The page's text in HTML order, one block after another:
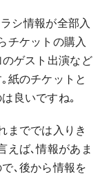
シ情報が全部入
チケットの購入
ゲスト出演など
紙のチケットと
良いですね｡
まででは入りき
えば､情報があま
､後から情報を